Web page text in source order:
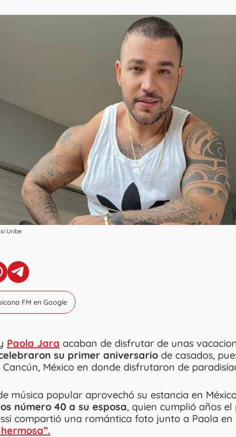
Uribe
Whatsapp
en Telegram
FM en Google
Paola Jara acaban de disfrutar de unas
su primer aniversario de casados,
Cancún, México en donde disfrutaron de
música popular aprovechó su estancia en
número 40 a su esposa, quien cumplió años el
compartió una romántica foto junto a Paola